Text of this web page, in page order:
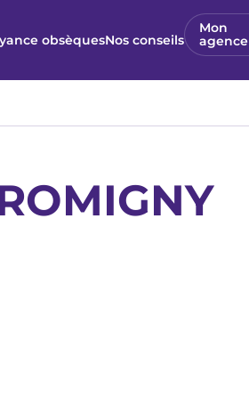
obsèquesNos conseils
Mon
agence